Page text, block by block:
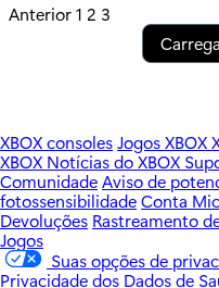
P
t
s
p
a
Anterior1 2 3
XBOX consolesJogos XBOX
XBOX Notícias do XBOX
ComunidadeAviso de
fotossensibilidadeConta
Devoluções Rastreamento
Jogos
Suas opções de
Privacidade dos Dados de